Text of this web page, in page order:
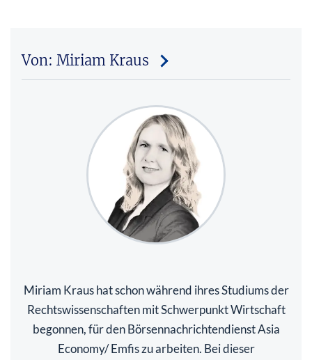
Von: Miriam Kraus
Miriam Kraus hat schon während ihres Studiums der
Rechtswissenschaften mit Schwerpunkt Wirtschaft
begonnen, für den Börsennachrichtendienst Asia
Economy/ Emfis zu arbeiten. Bei dieser